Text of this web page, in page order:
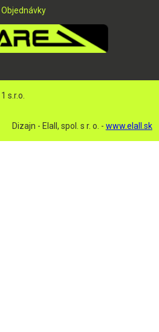
Objednávky
s.r.o.
Dizajn - Elall, spol. s r. o. - www.elall.sk